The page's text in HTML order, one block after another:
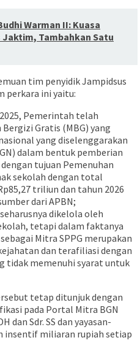
Warman II: Kuasa
Tambahkan Satu
tim penyidik Jampidsus
perkara ini yaitu:
Pemerintah telah
Gratis (MBG) yang
yang diselenggarakan
dalam bentuk pemberian
tujuan Pemenuhan
sekolah dengan total
triliun dan tahun 2026
dari APBN;
dikelola oleh
tetapi dalam faktanya
Mitra SPPG merupakan
dan terafiliasi dengan
tidak memenuhi syarat untuk
tetap ditunjuk dengan
pada Portal Mitra BGN
dan Sdr. SS dan yayasan-
insentif miliaran rupiah setiap